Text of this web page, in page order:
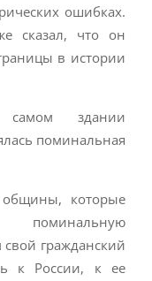
ошибках.
сказал, что он
в истории
здании
поминальная
общины, которые
поминальную
гражданский
к России, к ее